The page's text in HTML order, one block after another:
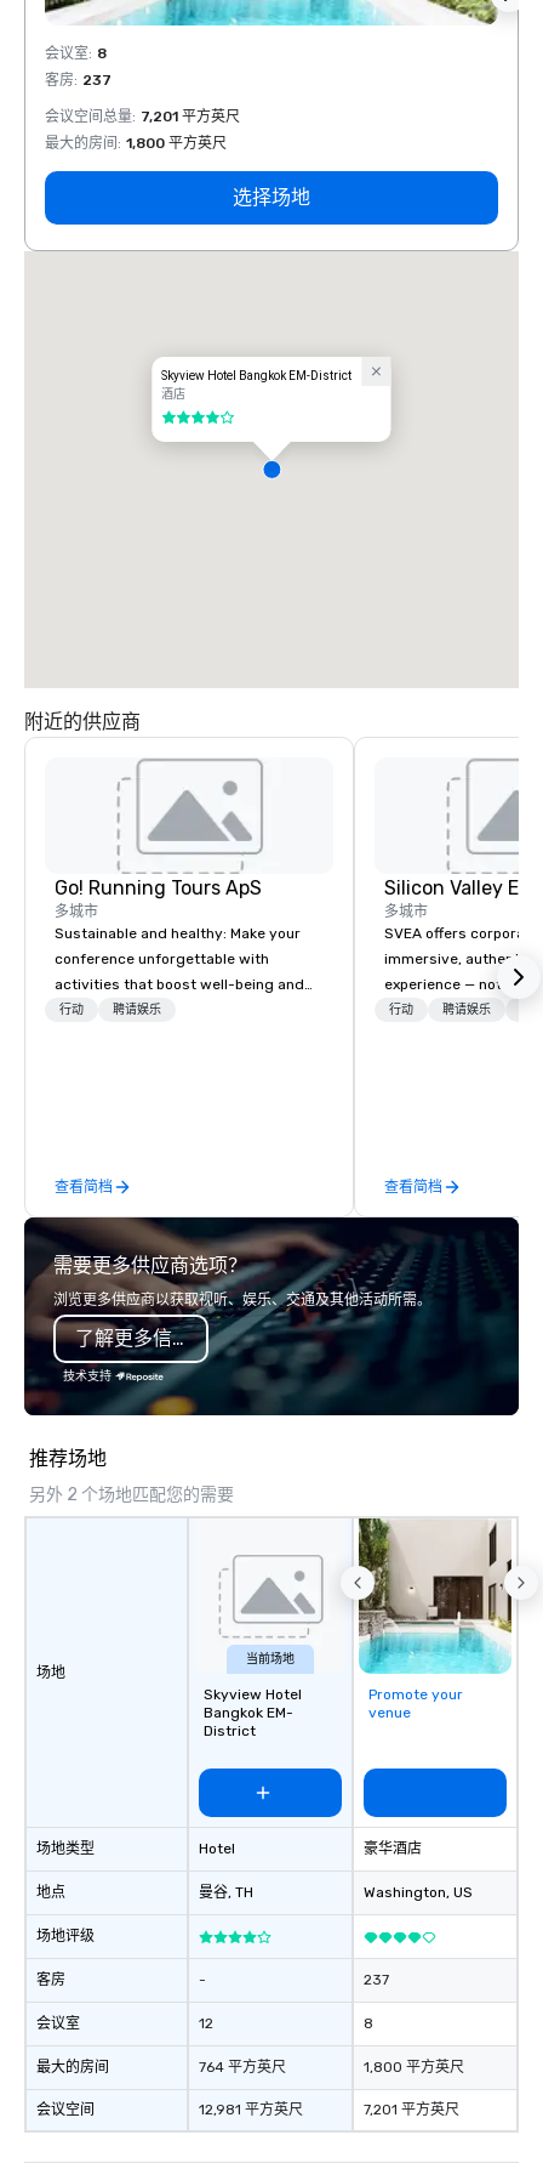
会议室: 8
客房: 237
会议空间总量: 7,201 平方英尺
最大的房间 : 1,800 平方英尺
选择场地
Skyview Hotel Bangkok EM-District
酒店
4/5
附近的供应商
Go! Running Tours ApS
多城市
Sustainable and healthy: Make your
conference unforgettable with
activities that boost well-being and
lower carbon footprints. Explore the
行动 聘请娱乐
查看简档
多城市
SVEA offers
immersive, authentic
experience — not a
transformation. We
offsites. Whether
think like a Silicon
explore the mindsets
world's fastest-
or walk away with a
innovation playbook,
Fully customizable by
行动 聘请娱乐
查看简档
需要更多供应商选项？
浏览更多供应商以获取视听、娱乐、交通及其他活动所需。
了解更多信息
技术支持
推荐场地
另外 2 个场地匹配您的需要
场地
场地类型
地点
场地评级
客房
会议室
最大的房间
会议空间
当前场地
Skyview Hotel
Bangkok EM-
District
Hotel
曼谷, TH
-
12
764 平方英尺
12,981 平方英尺
Promote your
venue
豪华酒店
Washington, US
237
8
1,800 平方英尺
7,201 平方英尺